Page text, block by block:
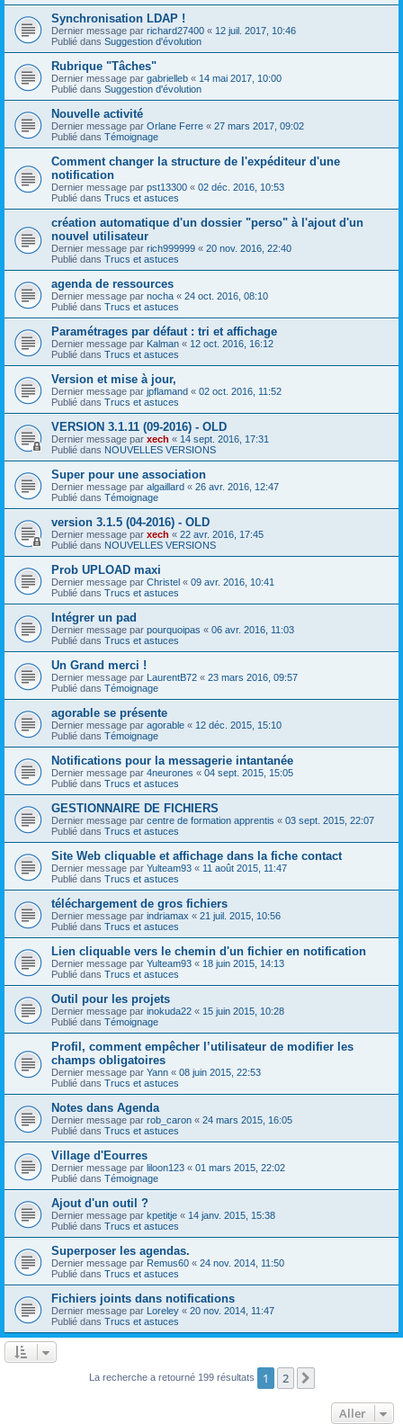
Synchronisation LDAP !
Dernier message par richard27400 « 12 juil. 2017, 10:46
Publié dans Suggestion d'évolution
Rubrique "Tâches"
Dernier message par gabrielleb « 14 mai 2017, 10:00
Publié dans Suggestion d'évolution
Nouvelle activité
Dernier message par Orlane Ferre « 27 mars 2017, 09:02
Publié dans Témoignage
Comment changer la structure de l'expéditeur d'une
notification
Dernier message par pst13300 « 02 déc. 2016, 10:53
Publié dans Trucs et astuces
création automatique d'un dossier "perso" à l'ajout d'un
nouvel utilisateur
Dernier message par rich999999 « 20 nov. 2016, 22:40
Publié dans Trucs et astuces
agenda de ressources
Dernier message par nocha « 24 oct. 2016, 08:10
Publié dans Trucs et astuces
Paramétrages par défaut : tri et affichage
Dernier message par Kalman « 12 oct. 2016, 16:12
Publié dans Trucs et astuces
Version et mise à jour,
Dernier message par jpflamand « 02 oct. 2016, 11:52
Publié dans Trucs et astuces
VERSION 3.1.11 (09-2016) - OLD
Dernier message par xech « 14 sept. 2016, 17:31
Publié dans NOUVELLES VERSIONS
Super pour une association
Dernier message par algaillard « 26 avr. 2016, 12:47
Publié dans Témoignage
version 3.1.5 (04-2016) - OLD
Dernier message par xech « 22 avr. 2016, 17:45
Publié dans NOUVELLES VERSIONS
Prob UPLOAD maxi
Dernier message par Christel « 09 avr. 2016, 10:41
Publié dans Trucs et astuces
Intégrer un pad
Dernier message par pourquoipas « 06 avr. 2016, 11:03
Publié dans Trucs et astuces
Un Grand merci !
Dernier message par LaurentB72 « 23 mars 2016, 09:57
Publié dans Témoignage
agorable se présente
Dernier message par agorable « 12 déc. 2015, 15:10
Publié dans Témoignage
Notifications pour la messagerie intantanée
Dernier message par 4neurones « 04 sept. 2015, 15:05
Publié dans Trucs et astuces
GESTIONNAIRE DE FICHIERS
Dernier message par centre de formation apprentis « 03 sept. 2015, 22:07
Publié dans Trucs et astuces
Site Web cliquable et affichage dans la fiche contact
Dernier message par Yulteam93 « 11 août 2015, 11:47
Publié dans Trucs et astuces
téléchargement de gros fichiers
Dernier message par indriamax « 21 juil. 2015, 10:56
Publié dans Trucs et astuces
Lien cliquable vers le chemin d'un fichier en notification
Dernier message par Yulteam93 « 18 juin 2015, 14:13
Publié dans Trucs et astuces
Outil pour les projets
Dernier message par inokuda22 « 15 juin 2015, 10:28
Publié dans Témoignage
Profil, comment empêcher l’utilisateur de modifier les
champs obligatoires
Dernier message par Yann « 08 juin 2015, 22:53
Publié dans Trucs et astuces
Notes dans Agenda
Dernier message par rob_caron « 24 mars 2015, 16:05
Publié dans Trucs et astuces
Village d'Eourres
Dernier message par liloon123 « 01 mars 2015, 22:02
Publié dans Témoignage
Ajout d'un outil ?
Dernier message par kpetitje « 14 janv. 2015, 15:38
Publié dans Trucs et astuces
Superposer les agendas.
Dernier message par Remus60 « 24 nov. 2014, 11:50
Publié dans Trucs et astuces
Fichiers joints dans notifications
Dernier message par Loreley « 20 nov. 2014, 11:47
Publié dans Trucs et astuces
La recherche a retourné 199 résultats 1 2
Aller